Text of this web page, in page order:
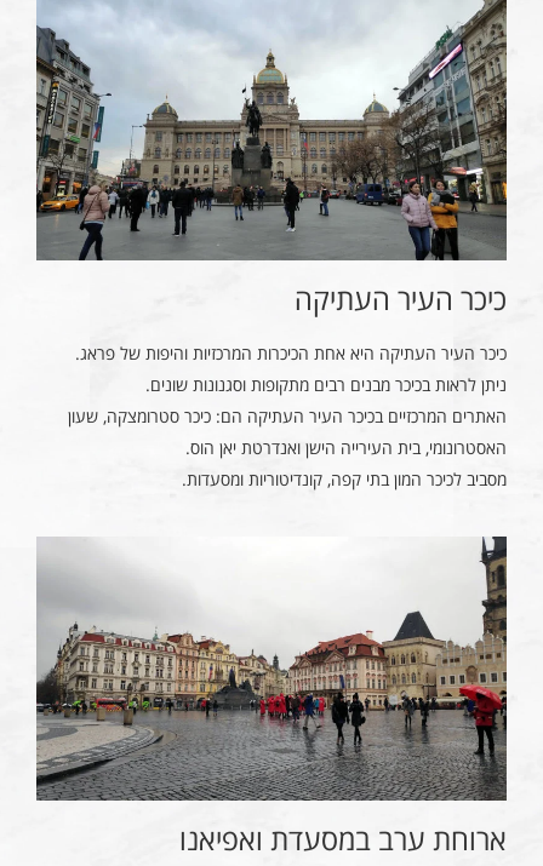
כיכר העיר העתיקה
כיכר העיר העתיקה היא אחת הכיכרות המרכזיות והיפות של פראג.
ניתן לראות בכיכר מבנים רבים מתקופות וסגנונות שונים.
האתרים המרכזיים בכיכר העיר העתיקה הם: כיכר סטרומצקה, שעון
האסטרונומי, בית העירייה הישן ואנדרטת יאן הוס.
מסביב לכיכר המון בתי קפה, קונדיטוריות ומסעדות.
ארוחת ערב במסעדת ואפיאנו